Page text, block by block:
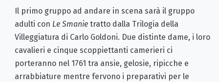
Il primo gruppo ad andare in scena sarà il gruppo
adulti con Le Smanie tratto dalla Trilogia della
Villeggiatura di Carlo Goldoni. Due distinte dame, i loro
cavalieri e cinque scoppiettanti camerieri ci
porteranno nel 1761 tra ansie, gelosie, ripicche e
arrabbiature mentre fervono i preparativi per le